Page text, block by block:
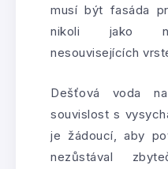
musí být fasáda
nikoli jako
nesouvisejících
Dešťová voda
souvislost s
je žádoucí, aby
nezůstával